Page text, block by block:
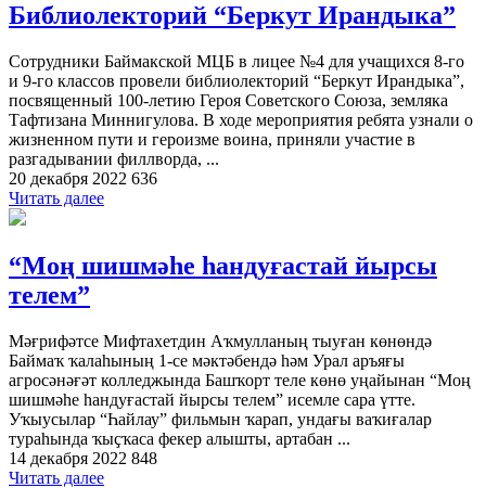
Библиолекторий “Беркут Ирандыка”
Сотрудники Баймакской МЦБ в лицее №4 для учащихся 8-го
и 9-го классов провели библиолекторий “Беркут Ирандыка”,
посвященный 100-летию Героя Советского Союза, земляка
Тафтизана Миннигулова. В ходе мероприятия ребята узнали о
жизненном пути и героизме воина, приняли участие в
разгадывании филлворда, ...
20 декабря 2022 636
Читать далее
“Моң шишмәһе һандуғастай йырсы
телем”
Мәғрифәтсе Мифтахетдин Аҡмулланың тыуған көнөндә
Баймаҡ ҡалаһының 1-се мәктәбендә һәм Урал аръяғы
агросәнәғәт колледжында Башҡорт теле көнө уңайынан “Моң
шишмәһе һандуғастай йырсы телем” исемле сара үтте.
Уҡыусылар “Һайлау” фильмын ҡарап, ундағы ваҡиғалар
тураһында ҡыҫҡаса фекер алышты, артабан ...
14 декабря 2022 848
Читать далее